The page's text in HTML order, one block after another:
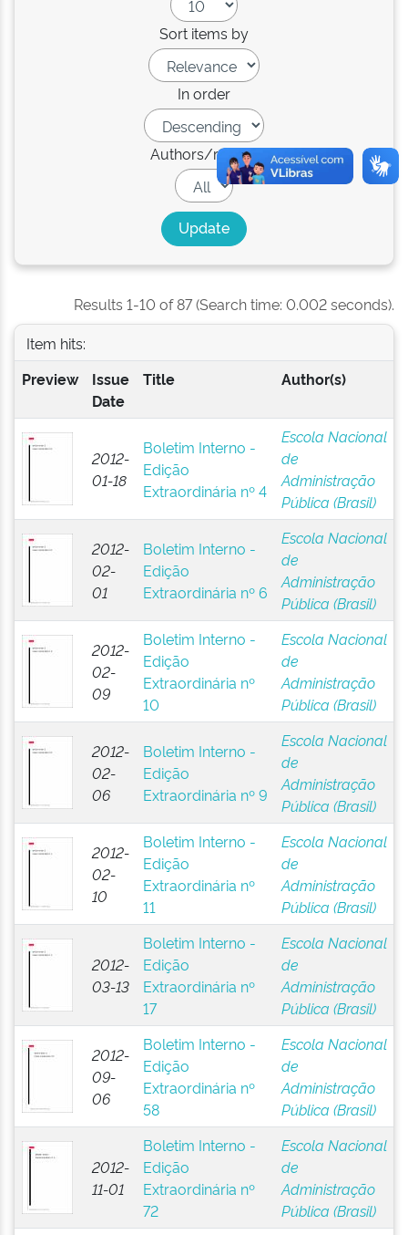
Sort items by
In order
Authors/record
Results 1-10 of 87 (Search time: 0.002 seconds).
Item hits:
Preview
Issue
Date
Title Author(s)
2012-
01-18
Boletim Interno -
Edição
Extraordinária nº 4
Escola Nacional
de
Administração
Pública (Brasil)
2012-
02-
01
Boletim Interno -
Edição
Extraordinária nº 6
Escola Nacional
de
Administração
Pública (Brasil)
2012-
02-
09
Boletim Interno -
Edição
Extraordinária nº
10
Escola Nacional
de
Administração
Pública (Brasil)
2012-
02-
06
Boletim Interno -
Edição
Extraordinária nº 9
Escola Nacional
de
Administração
Pública (Brasil)
2012-
02-
10
Boletim Interno -
Edição
Extraordinária nº
11
Escola Nacional
de
Administração
Pública (Brasil)
2012-
03-13
Boletim Interno -
Edição
Extraordinária nº
17
Escola Nacional
de
Administração
Pública (Brasil)
2012-
09-
06
Boletim Interno -
Edição
Extraordinária nº
58
Escola Nacional
de
Administração
Pública (Brasil)
2012-
11-01
Boletim Interno -
Edição
Extraordinária nº
72
Escola Nacional
de
Administração
Pública (Brasil)